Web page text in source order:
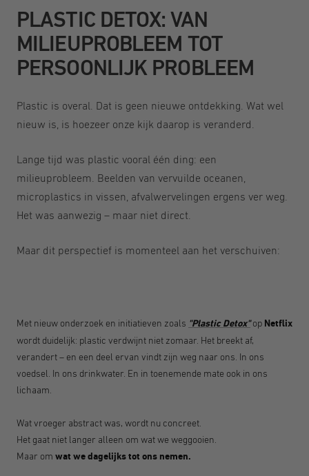
PLASTIC DETOX: VAN
MILIEUPROBLEEM TOT
PERSOONLIJK PROBLEEM
Plastic is overal. Dat is geen nieuwe ontdekking. Wat wel
nieuw is, is hoezeer onze kijk daarop is veranderd.
Lange tijd was plastic vooral één ding: een
milieuprobleem. Beelden van vervuilde oceanen,
microplastics in vissen, afvalwervelingen ergens ver weg.
Het was aanwezig – maar niet direct.
Maar dit perspectief is momenteel aan het verschuiven:
Met nieuw onderzoek en initiatieven zoals "Plastic Detox" op Netflix
wordt duidelijk: plastic verdwijnt niet zomaar. Het breekt af,
verandert – en een deel ervan vindt zijn weg naar ons. In ons
voedsel. In ons drinkwater. En in toenemende mate ook in ons
lichaam.
Wat vroeger abstract was, wordt nu concreet.
Het gaat niet langer alleen om wat we weggooien.
Maar om wat we dagelijks tot ons nemen.